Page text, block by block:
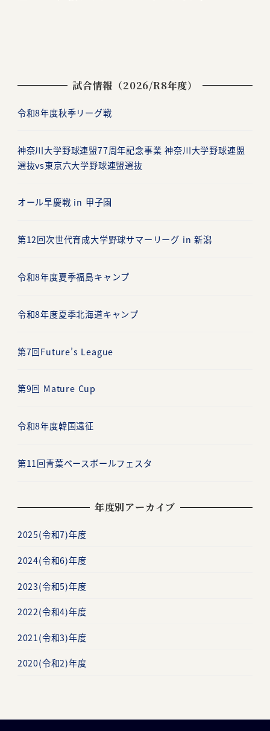
試合情報（2026/R8年度）
令和8年度秋季リーグ戦
神奈川大学野球連盟77周年記念事業 神奈川大学野球連盟
選抜vs東京六大学野球連盟選抜
オール早慶戦 in 甲子園
第12回次世代育成大学野球サマーリーグ in 新潟
令和8年度夏季福島キャンプ
令和8年度夏季北海道キャンプ
第7回Future’s League
第9回 Mature Cup
令和8年度韓国遠征
第11回青葉ベースボールフェスタ
年度別アーカイブ
2025(令和7)年度
2024(令和6)年度
2023(令和5)年度
2022(令和4)年度
2021(令和3)年度
2020(令和2)年度